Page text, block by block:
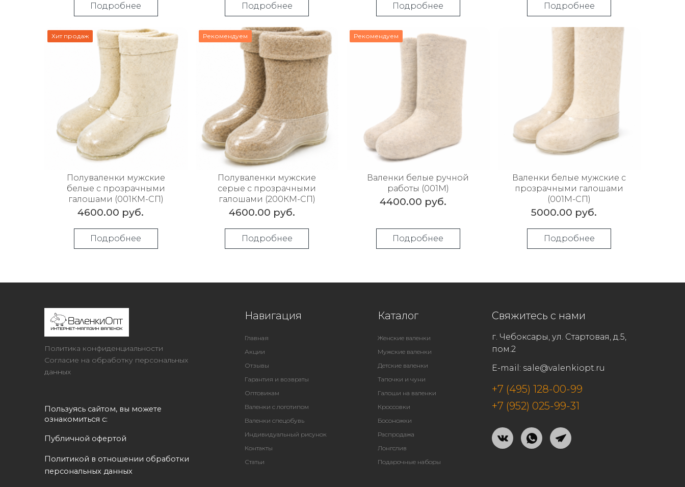
Подробнее Подробнее Подробнее Подробнее
Хит продаж
Полуваленки мужские
белые с прозрачными
галошами (001КМ-СП)
4600.00 руб.
Подробнее
Рекомендуем
Полуваленки мужские
серые с прозрачными
галошами (200КМ-СП)
4600.00 руб.
Подробнее
Рекомендуем
Валенки белые ручной
работы (001М)
4400.00 руб.
Подробнее
Валенки белые мужские с
прозрачными галошами
(001М-СП)
5000.00 руб.
Подробнее
Политика конфиденциальности
Согласие на обработку персональных
данных
Пользуясь сайтом, вы можете
ознакомиться с:
Публичной офертой
Политикой в отношении обработки
персональных данных
Навигация
Главная
Акции
Отзывы
Гарантия и возвраты
Оптовикам
Валенки с логотипом
Валенки спецобувь
Индивидуальный рисунок
Контакты
Статьи
Каталог
Женские валенки
Мужские валенки
Детские валенки
Тапочки и чуни
Галоши на валенки
Кроссовки
Босоножки
Распродажа
Лонгслив
Подарочные наборы
Свяжитесь с нами
г. Чебоксары, ул. Стартовая, д.5,
пом.2
E-mail: sale@valenkiopt.ru
+7 (495) 128-00-99
+7 (952) 025-99-31